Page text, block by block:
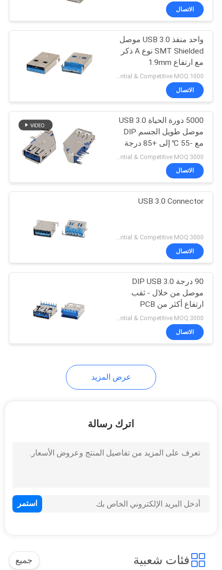
الاتصال
واحد منفذ USB 3.0 موصل
SMT Shielded نوع A ذكر
مع ارتفاع 1.9mm
الاتصال
5000 دورة الحياة USB 3.0
موصل طويل الجسم DIP
مع -55 ℃ إلى +85 درجة
مئوية درجة حرارة التشغيل
الاتصال
USB 3.0 Connector
Preferential & Competitive MOQ:3000
الاتصال
90 درجة DIP USB 3.0
موصل من خلال - ثقب
ارتفاع أكثر من PCB
6.26mm
Preferential & Competitive MOQ:3000
الاتصال
عرض المزيد
اترك رسالة
فئات شعبية جميع